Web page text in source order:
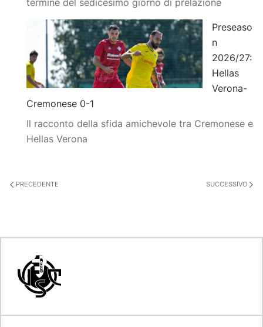
termine del sedicesimo giorno di prelazione
Preseaso
n
2026/27:
Hellas
Verona-
Cremonese 0-1
Il racconto della sfida amichevole tra Cremonese e
Hellas Verona
PRECEDENTE SUCCESSIVO